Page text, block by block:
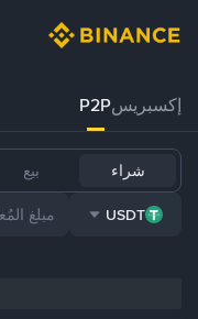
إكسبريسP2P
شراء بيع
USDT